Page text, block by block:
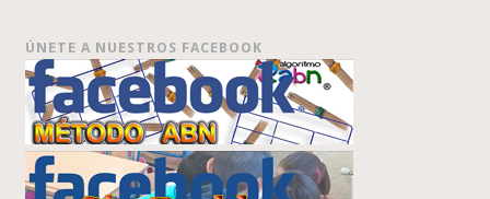
ÚNETE A NUESTROS FACEBOOK